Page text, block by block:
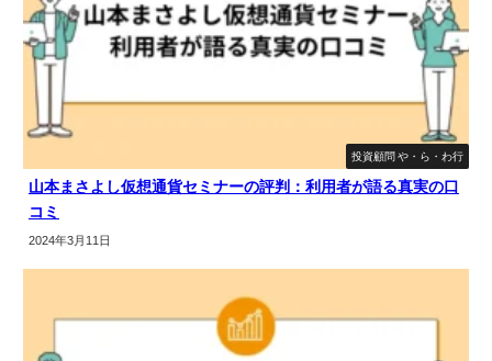
投資顧問 や・ら・わ行
山本まさよし仮想通貨セミナーの評判：利用者が語る真実の口
コミ
2024年3月11日